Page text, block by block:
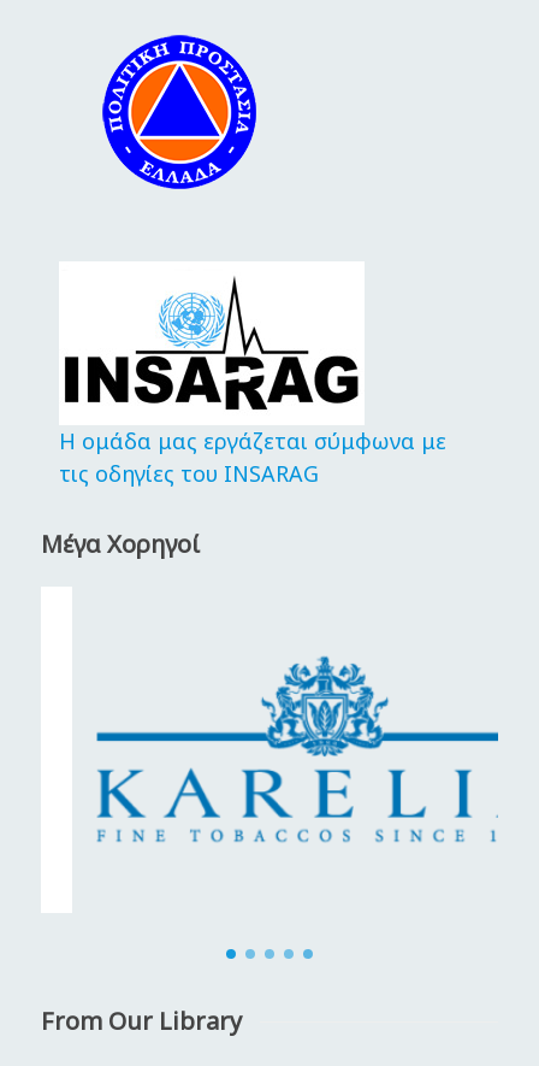
Η ομάδα μας εργάζεται σύμφωνα με
τις οδηγίες του INSARAG
Μέγα Χορηγοί
From Our Library